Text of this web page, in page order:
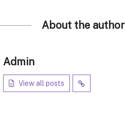
About the author
Admin
View all posts